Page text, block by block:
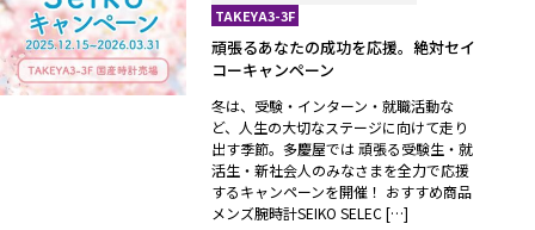
TAKEYA3-3F
頑張るあなたの成功を応援。絶対セイ
コーキャンペーン
冬は、受験・インターン・就職活動な
ど、人生の大切なステージに向けて走り
出す季節。多慶屋では 頑張る受験生・就
活生・新社会人のみなさまを全力で応援
するキャンペーンを開催！ おすすめ商品
メンズ腕時計SEIKO SELEC […]